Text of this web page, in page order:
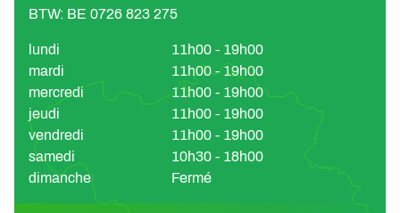
BTW: BE 0726 823 275
lundi
11h00 - 19h00
mardi
11h00 - 19h00
mercredi
11h00 - 19h00
jeudi
11h00 - 19h00
vendredi
11h00 - 19h00
samedi
10h30 - 18h00
dimanche
Fermé